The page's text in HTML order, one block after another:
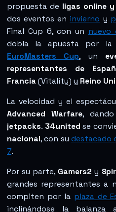
propuesta de ligas online
dos eventos en invierno y
Final Cup 6, con un nuevo
dobla la apuesta por la
EuroMasters Cup, un
representantes de
Francia (Vitality) y Reino
La velocidad y el
Advanced Warfare,
jetpacks. 34united se
nacional, con su destacado
7.
Por su parte, Gamers2y
grandes representantes a
compiten por la plaza de
inclinándose la